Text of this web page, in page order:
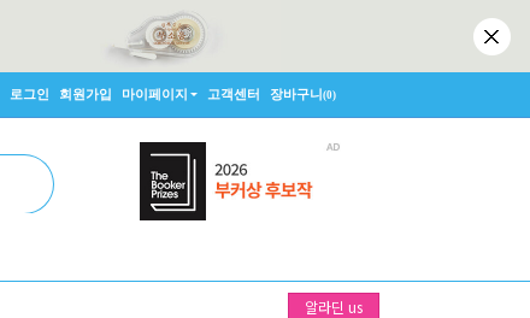
로그인 회원가입 마이페이지 고객센터 장바구니(0)
알라딘 us